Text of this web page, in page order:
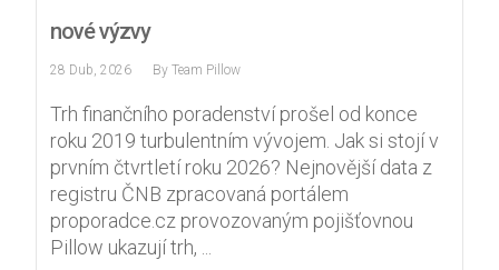
nové výzvy
28 Dub, 2026 By Team Pillow
Trh finančního poradenství prošel od konce
roku 2019 turbulentním vývojem. Jak si stojí v
prvním čtvrtletí roku 2026? Nejnovější data z
registru ČNB zpracovaná portálem
proporadce.cz provozovaným pojišťovnou
Pillow ukazují trh, ...